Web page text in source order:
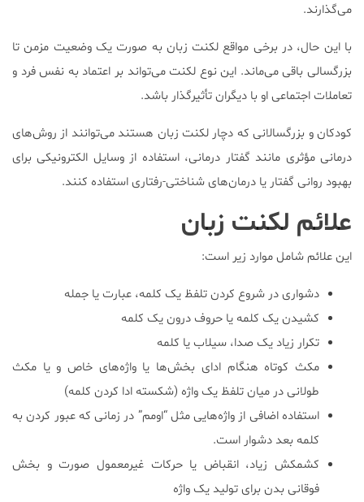
می‌گذارند.
با این حال، در برخی مواقع لکنت زبان به صورت یک وضعیت مزمن تا
بزرگسالی باقی می‌ماند. این نوع لکنت می‌تواند بر اعتماد به نفس فرد و
تعاملات اجتماعی او با دیگران تأثیرگذار باشد.
کودکان و بزرگسالانی که دچار لکنت زبان هستند می‌توانند از روش‌های
درمانی مؤثری مانند گفتار درمانی، استفاده از وسایل الکترونیکی برای
بهبود روانی گفتار یا درمان‌های شناختی-رفتاری استفاده کنند.
علائم لکنت زبان
این علائم شامل موارد زیر است:
دشواری در شروع کردن تلفظ یک کلمه، عبارت یا جمله
کشیدن یک کلمه یا حروف درون یک کلمه
تکرار زیاد یک صدا، سیلاب یا کلمه
مکث کوتاه هنگام ادای بخش‌ها یا واژه‌های خاص و یا مکث
طولانی در میان تلفظ یک واژه (شکسته ادا کردن کلمه)
استفاده اضافی از واژه‌هایی مثل “اومم” در زمانی که عبور کردن به
کلمه بعد دشوار است.
کشمکش زیاد، انقباض یا حرکات غیرمعمول صورت و بخش
فوقانی بدن برای تولید یک واژه